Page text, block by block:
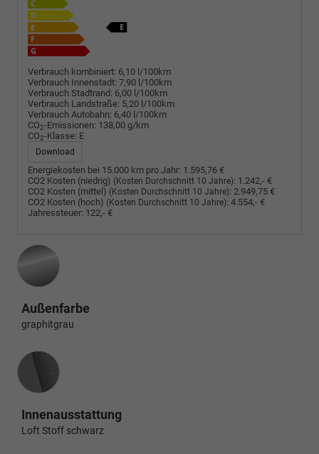
Verbrauch kombiniert: 6,10 l/100km
Verbrauch Innenstadt: 7,90 l/100km
Verbrauch Stadtrand: 6,00 l/100km
Verbrauch Landstraße: 5,20 l/100km
Verbrauch Autobahn: 6,40 l/100km
CO2-Emissionen: 138,00 g/km
CO2-Klasse: E
Download
Energiekosten bei 15.000 km pro Jahr: 1.595,76 €
CO2 Kosten (niedrig) (Kosten Durchschnitt 10 Jahre): 1.242,- €
CO2 Kosten (mittel) (Kosten Durchschnitt 10 Jahre): 2.949,75 €
CO2 Kosten (hoch) (Kosten Durchschnitt 10 Jahre): 4.554,- €
Jahressteuer: 122,- €
Außenfarbe
graphitgrau
Innenausstattung
Innenausstattung
Loft Stoff schwarz